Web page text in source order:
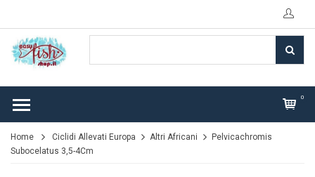
0
Home Ciclidi Allevati Europa Altri Africani
Pelvicachromis
Subocelatus 3,5-4Cm